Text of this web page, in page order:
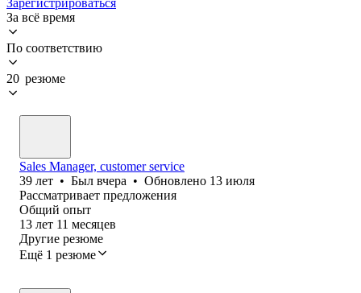
За всё время
По соответствию
20 резюме
Sales Manager, customer service
39 лет • Был вчера • Обновлено 13 июля
Рассматривает предложения
Общий опыт
13 лет 11 месяцев
Другие резюме
Ещё 1 резюме